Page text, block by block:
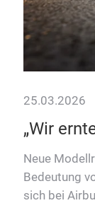
25.03.2026
„Wir
Neue
Bedeutung
sich bei